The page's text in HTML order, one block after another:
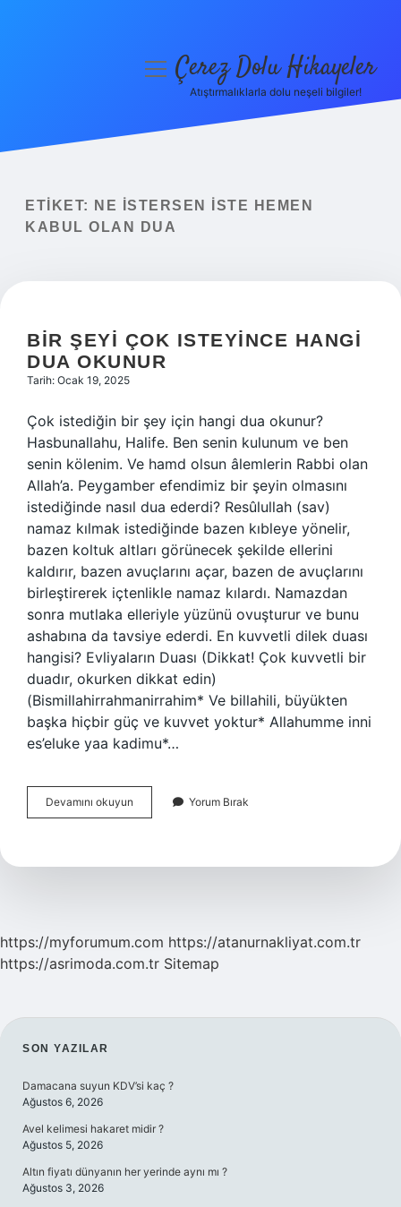
Yasal Uyarı
menüyüÇerez Dolu Hikayeler
Atıştırmalıklarla dolu neşeli bilgiler!
ETIKET:
NE ISTERSEN ISTE HEMEN
KABUL OLAN DUA
BIR ŞEYI ÇOK ISTEYINCE HANGI
DUA OKUNUR
Tarih: Ocak 19, 2025
Çok istediğin bir şey için hangi dua okunur?
Hasbunallahu, Halife. Ben senin kulunum ve ben
senin kölenim. Ve hamd olsun âlemlerin Rabbi olan
Allah’a. Peygamber efendimiz bir şeyin olmasını
istediğinde nasıl dua ederdi? Resûlullah (sav)
namaz kılmak istediğinde bazen kıbleye yönelir,
bazen koltuk altları görünecek şekilde ellerini
kaldırır, bazen avuçlarını açar, bazen de avuçlarını
birleştirerek içtenlikle namaz kılardı. Namazdan
sonra mutlaka elleriyle yüzünü ovuşturur ve bunu
ashabına da tavsiye ederdi. En kuvvetli dilek duası
hangisi? Evliyaların Duası (Dikkat! Çok kuvvetli bir
duadır, okurken dikkat edin)
(Bismillahirrahmanirrahim* Ve billahili, büyükten
başka hiçbir güç ve kuvvet yoktur* Allahumme inni
es’eluke yaa kadimu*…
Devamını okuyun
Şeyi
Hangi
Yorum Bırak
https://myforumum.com https://atanurnakliyat.com.tr
https://asrimoda.com.tr Sitemap
SIDEBAR
SON YAZILAR
Damacana suyun KDV’si kaç ?
Ağustos 6, 2026
Avel kelimesi hakaret midir ?
Ağustos 5, 2026
Altın fiyatı dünyanın her yerinde aynı mı ?
Ağustos 3, 2026